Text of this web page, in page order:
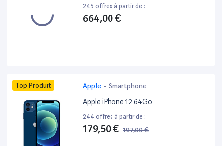
245 offres à partir de :
664,00 €
Top Produit Apple - Smartphone
Apple iPhone 12 64Go
244 offres à partir de :
179,50 € 197,00 €